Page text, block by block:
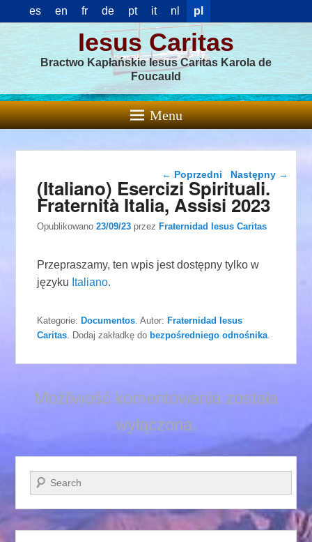
es en fr de pt it nl pl
Iesus Caritas
Bractwo Kapłańskie Iesus Caritas Karola de
Foucauld
Menu
Nawigacja wpisu
← Poprzedni Następny →
(Italiano) Esercizi Spirituali.
Fraternità Italia, Assisi 2023
Opublikowano23/09/23 przezFraternidad Iesus Caritas
Przepraszamy, ten wpis jest dostępny tylko w
języku Italiano.
Kategorie:Documentos . Autor:Fraternidad Iesus
Caritas . Dodaj zakładkę do bezpośredniego odnośnika
Możliwość komentowania została
wyłączona.
Szukaj